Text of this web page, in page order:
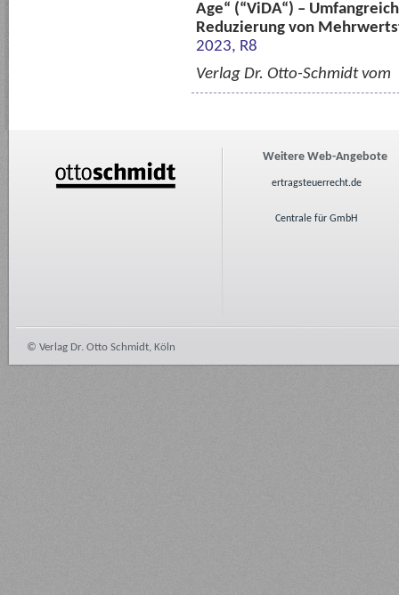
Age“ (“ViDA“) –
Reduzierung von
2023, R8
Verlag Dr. Otto-Schmidt vom
Weitere Web-Angebote
ertragsteuerrecht.de
Centrale für GmbH
© Verlag Dr. Otto Schmidt, Köln